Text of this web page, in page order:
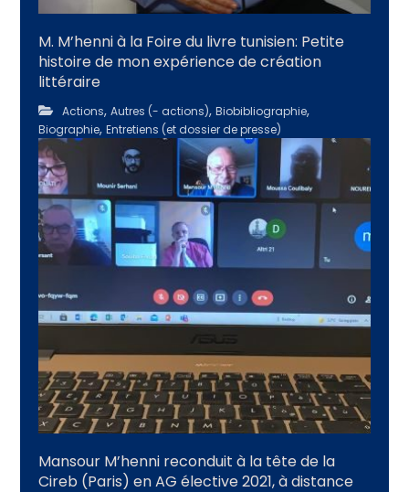
M. M’henni à la Foire du livre tunisien: Petite
histoire de mon expérience de création
littéraire
Actions,Autres (- actions),Biobibliographie,
Biographie,Entretiens (et dossier de presse)
Mansour M’henni reconduit à la tête de la
Cireb (Paris) en AG élective 2021, à distance